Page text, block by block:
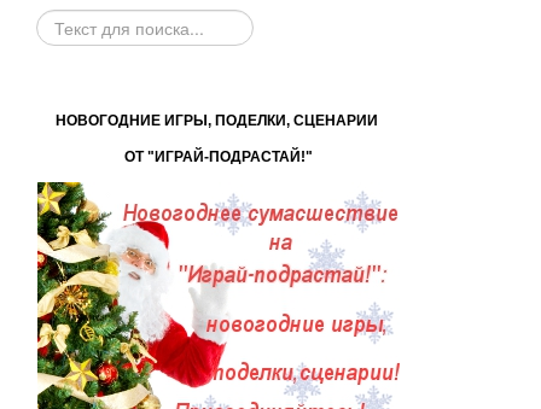
НОВОГОДНИЕ ИГРЫ, ПОДЕЛКИ, СЦЕНАРИИ
ОТ "ИГРАЙ-ПОДРАСТАЙ!"